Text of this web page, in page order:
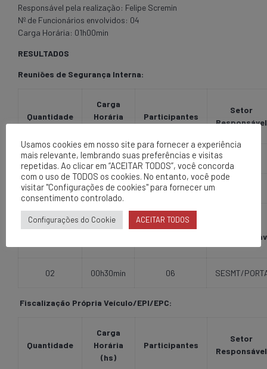
Responsável pela realização: Felipe Scremin
Nº de Funcionários envolvidos: 04
Carga Horária: 01h00min
RESULTADOS
Reuniões de Segurança Interna:
Quantidade
Carga
Horária
Participantes
Setor
Responsável
01 00h50min 43
Porteiro Amigo:
Quantidade
Carga
Horária
Participantes
02 00h30min 06 SESMT/
Fiscalização Própria Veículo/EPI/EPC:
Quantidade
Carga
Horária
(hs)
Participantes
Setor
Responsável
Usamos cookies em nosso site para fornecer a experiência
mais relevante, lembrando suas preferências e visitas
repetidas. Ao clicar em “ACEITAR TODOS”, você concorda
com o uso de TODOS os cookies. No entanto, você pode
visitar "Configurações de cookies" para fornecer um
consentimento controlado.
Configurações do Cookie ACEITAR TODOS